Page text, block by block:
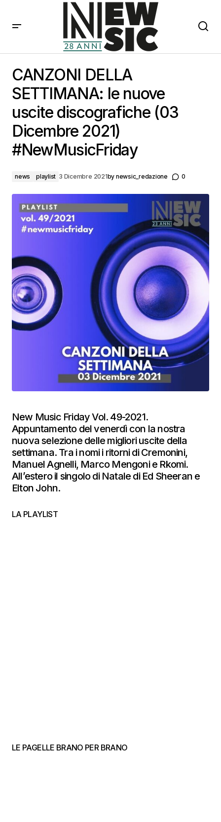
discografiche (03 Dicembre 2021) #NewMusicFriday
CANZONI DELLA
SETTIMANA: le nuove
uscite discografiche (03
Dicembre 2021)
#NewMusicFriday
news playlist 3 Dicembre 2021by newsic_redazione 0
New Music Friday Vol. 49-2021.
Appuntamento del venerdì con la nostra
nuova selezione delle migliori uscite della
settimana. Tra i nomi i ritorni di Cremonini,
Manuel Agnelli, Marco Mengoni e Rkomi.
All’estero il singolo di Natale di Ed Sheeran e
Elton John.
LA PLAYLIST
LE PAGELLE BRANO PER BRANO